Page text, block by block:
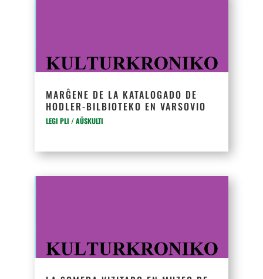
MARĜENE DE LA KATALOGADO DE
HODLER-BILBIOTEKO EN VARSOVIO
LEGI PLI / AŬSKULTI